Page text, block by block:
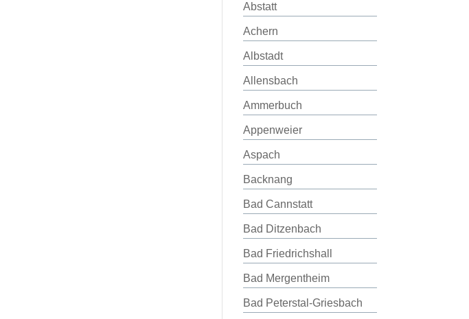
Abstatt
Achern
Albstadt
Allensbach
Ammerbuch
Appenweier
Aspach
Backnang
Bad Cannstatt
Bad Ditzenbach
Bad Friedrichshall
Bad Mergentheim
Bad Peterstal-Griesbach